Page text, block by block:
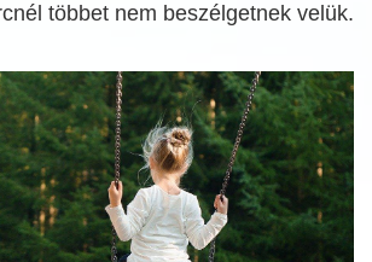
többet nem beszélgetnek velük.